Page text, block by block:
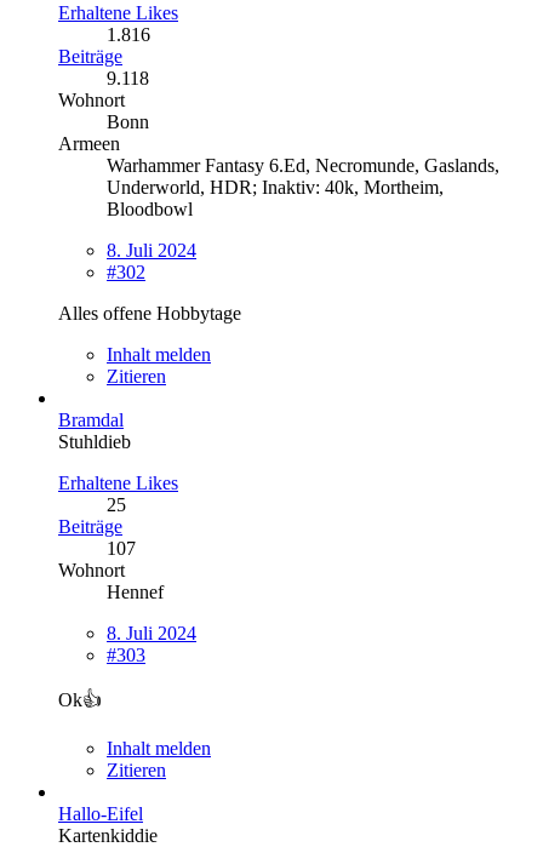
Erhaltene Likes
1.816
Beiträge
9.118
Wohnort
Bonn
Armeen
Warhammer Fantasy 6.Ed, Necromunde, Gaslands,
Underworld, HDR; Inaktiv: 40k, Mortheim,
Bloodbowl
8. Juli 2024
#302
Alles offene Hobbytage
Inhalt melden
Zitieren
Bramdal
Stuhldieb
Erhaltene Likes
25
Beiträge
107
Wohnort
Hennef
8. Juli 2024
#303
Ok👍
Inhalt melden
Zitieren
Hallo-Eifel
Kartenkiddie